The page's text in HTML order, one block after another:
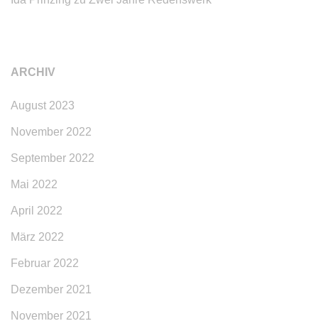
ARCHIV
August 2023
November 2022
September 2022
Mai 2022
April 2022
März 2022
Februar 2022
Dezember 2021
November 2021